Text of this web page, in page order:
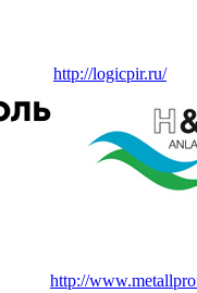
http://logicpir.ru/
http://